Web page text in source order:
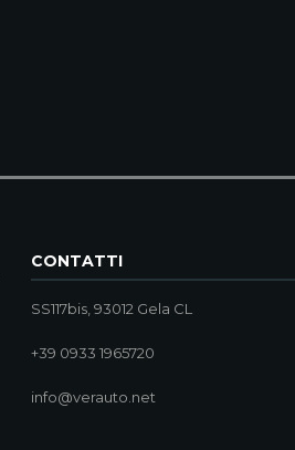
CONTATTI
SS117bis, 93012 Gela CL
+39 0933 1965720
info@verauto.net